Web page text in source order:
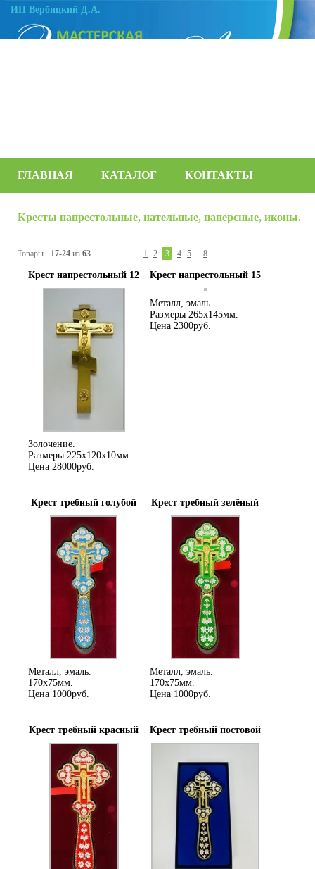
ИП Вербицкий Д.А.
ГЛАВНАЯ КАТАЛОГ КОНТАКТЫ
Кресты напрестольные, нательные, наперсные, иконы.
Товары 17-24 из 63 1 2 3 4 5 ... 8
Крест напрестольный 12
Золочение.
Размеры 225х120х10мм.
Цена 28000руб.
Крест напрестольный 15
Металл, эмаль.
Размеры 265х145мм.
Цена 2300руб.
Крест требный голубой
Металл, эмаль.
170х75мм.
Цена 1000руб.
Крест требный зелёный
Металл, эмаль.
170х75мм.
Цена 1000руб.
Крест требный красный Крест требный постовой